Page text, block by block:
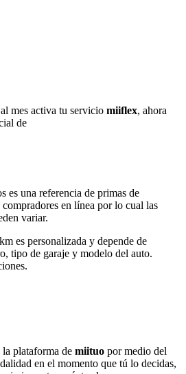
mes activa tu servicio miiflex, ahora
de
es una referencia de primas de
en línea por lo cual las
variar.
es personalizada y depende de
tipo de garaje y modelo del auto.
plataforma de miituo por medio del
en el momento que tú lo decidas,